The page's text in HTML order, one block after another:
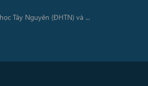
Tây Nguyên (ĐHTN) và ...